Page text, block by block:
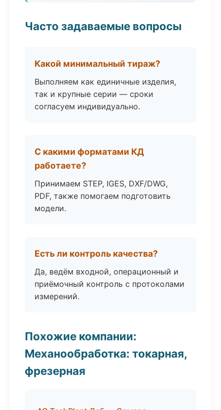
Часто задаваемые вопросы
Какой минимальный тираж?
Выполняем как единичные изделия,
так и крупные серии — сроки
согласуем индивидуально.
С какими форматами КД
работаете?
Принимаем STEP, IGES, DXF/DWG,
PDF, также помогаем подготовить
модели.
Есть ли контроль качества?
Да, ведём входной, операционный и
приёмочный контроль с протоколами
измерений.
Похожие компании:
Механообработка: токарная,
фрезерная